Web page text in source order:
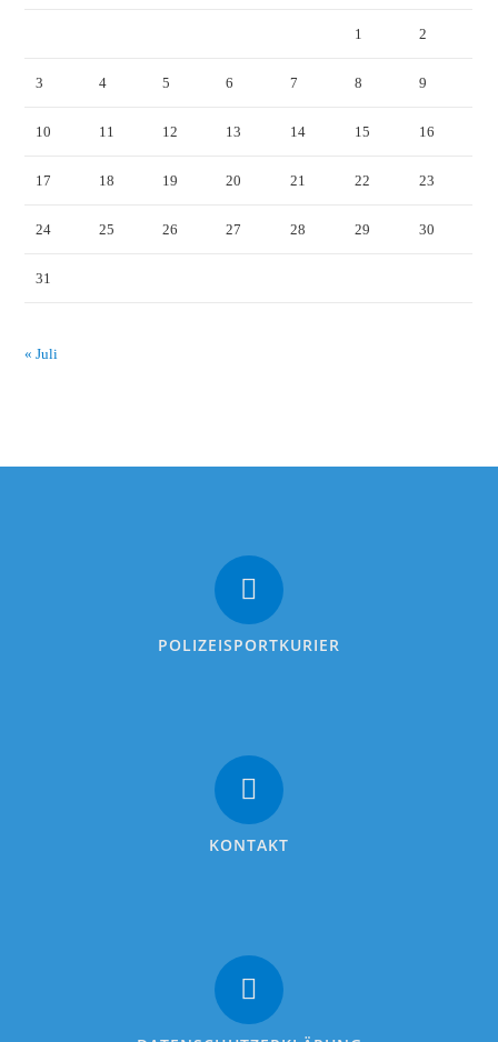
1 2
3 4 5 6 7 8 9
10 11 12 13 14 15 16
17 18 19 20 21 22 23
24 25 26 27 28 29 30
31
« Juli
POLIZEISPORTKURIER
KONTAKT